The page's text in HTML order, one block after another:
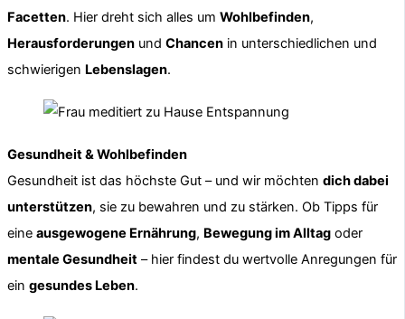
Facetten. Hier dreht sich alles um Wohlbefinden,
Herausforderungen und Chancen in unterschiedlichen und
schwierigen Lebenslagen.
Gesundheit & Wohlbefinden
Gesundheit ist das höchste Gut – und wir möchten dich dabei
unterstützen, sie zu bewahren und zu stärken. Ob Tipps für
eine ausgewogene Ernährung, Bewegung im Alltag oder
mentale Gesundheit – hier findest du wertvolle Anregungen für
ein gesundes Leben.